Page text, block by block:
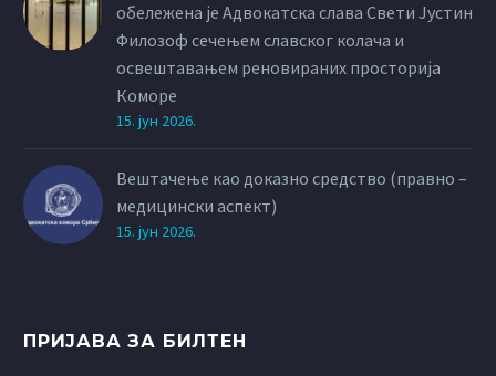
обележена је Адвокатска слава Свети Јустин
Филозоф сечењем славског колача и
освештавањем реновираних просторија
Коморе
15. јун 2026.
Вештачење као доказно средство (правно –
медицински аспект)
15. јун 2026.
ПРИЈАВА ЗА БИЛТЕН